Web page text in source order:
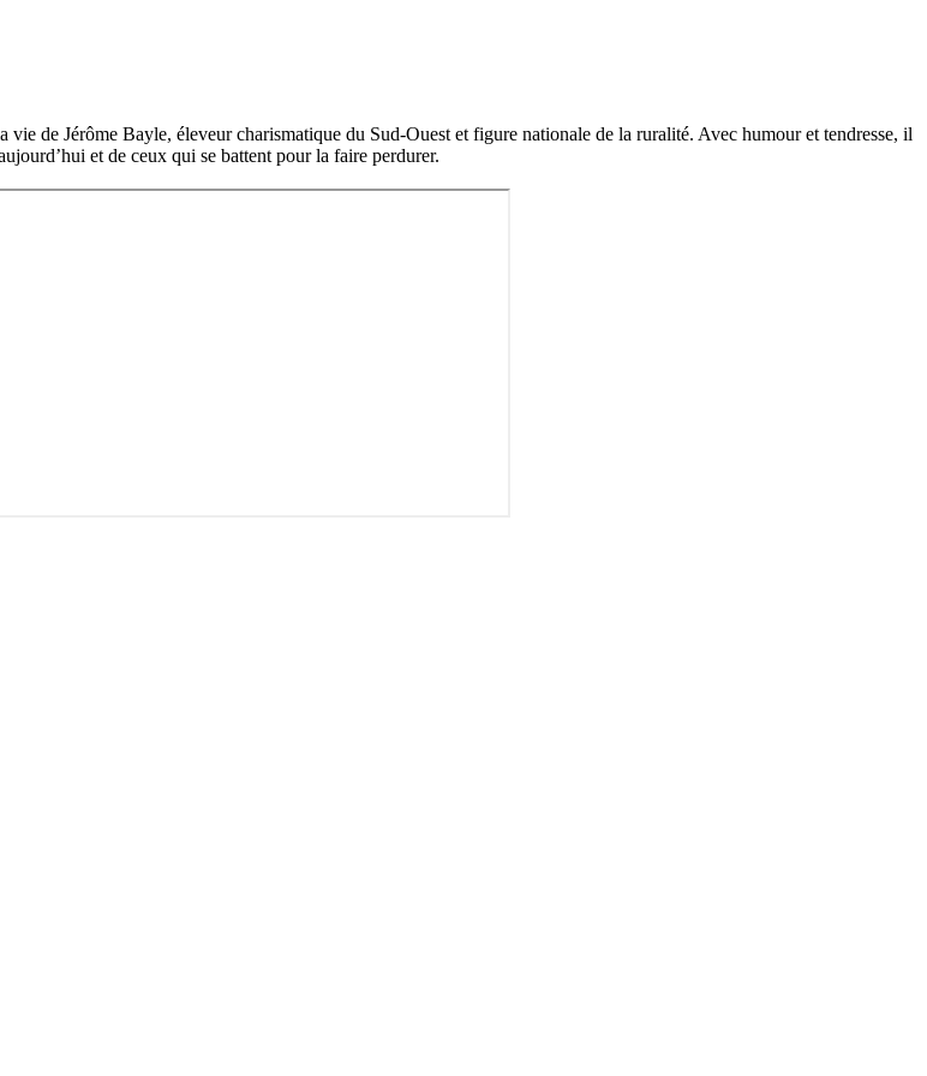
de Jérôme Bayle, éleveur charismatique du Sud-Ouest et figure nationale de la ruralité. Avec humour et tendresse, il
et de ceux qui se battent pour la faire perdurer.